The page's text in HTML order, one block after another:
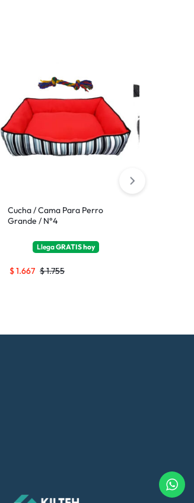
Cucha / Cama Para Perro
Grande / N°4
LlegaGRATIShoy
$1.755
$1.667